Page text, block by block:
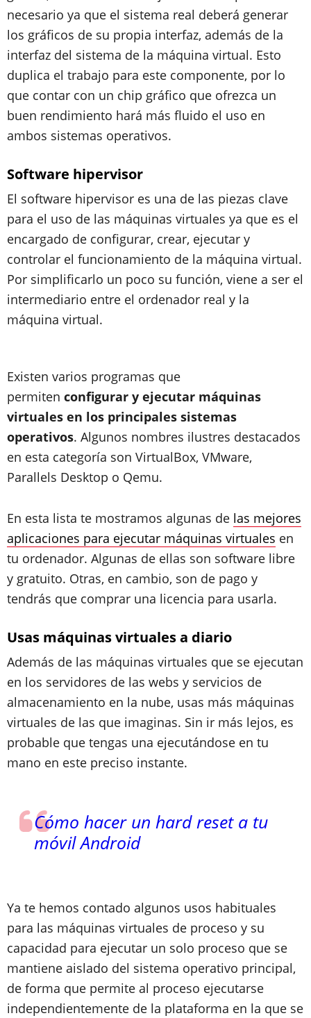
necesario ya que el sistema real deberá generar
los gráficos de su propia interfaz, además de la
interfaz del sistema de la máquina virtual. Esto
duplica el trabajo para este componente, por lo
que contar con un chip gráfico que ofrezca un
buen rendimiento hará más fluido el uso en
ambos sistemas operativos.
Software hipervisor
El software hipervisor es una de las piezas clave
para el uso de las máquinas virtuales ya que es el
encargado de configurar, crear, ejecutar y
controlar el funcionamiento de la máquina virtual.
Por simplificarlo un poco su función, viene a ser el
intermediario entre el ordenador real y la
máquina virtual.
Existen varios programas que
permiten configurar y ejecutar máquinas
virtuales en los principales sistemas
operativos. Algunos nombres ilustres destacados
en esta categoría son VirtualBox, VMware,
Parallels Desktop o Qemu.
En esta lista te mostramos algunas de las mejores
aplicaciones para ejecutar máquinas virtuales en
tu ordenador. Algunas de ellas son software libre
y gratuito. Otras, en cambio, son de pago y
tendrás que comprar una licencia para usarla.
Usas máquinas virtuales a diario
Además de las máquinas virtuales que se ejecutan
en los servidores de las webs y servicios de
almacenamiento en la nube, usas más máquinas
virtuales de las que imaginas. Sin ir más lejos, es
probable que tengas una ejecutándose en tu
mano en este preciso instante.
Cómo hacer un hard reset a tu
móvil Android
Ya te hemos contado algunos usos habituales
para las máquinas virtuales de proceso y su
capacidad para ejecutar un solo proceso que se
mantiene aislado del sistema operativo principal,
de forma que permite al proceso ejecutarse
independientemente de la plataforma en la que se